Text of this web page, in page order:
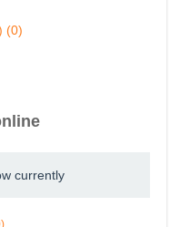
(0)
currently